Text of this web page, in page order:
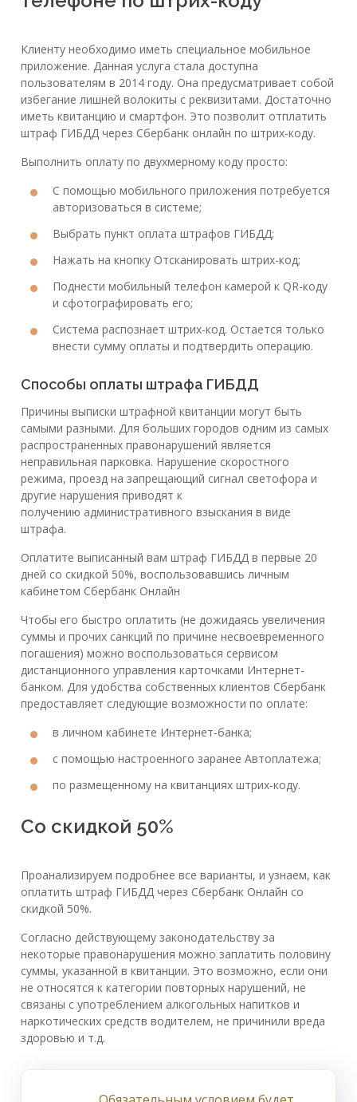
Клиенту необходимо иметь специальное мобильное
приложение. Данная услуга стала доступна
пользователям в 2014 году. Она предусматривает собой
избегание лишней волокиты с реквизитами. Достаточно
иметь квитанцию и смартфон. Это позволит отплатить
штраф ГИБДД через Сбербанк онлайн по штрих-коду.
Выполнить оплату по двухмерному коду просто:
С помощью мобильного приложения потребуется
авторизоваться в системе;
Выбрать пункт оплата штрафов ГИБДД;
Нажать на кнопку Отсканировать штрих-код;
Поднести мобильный телефон камерой к QR-коду
и сфотографировать его;
Система распознает штрих-код. Остается только
внести сумму оплаты и подтвердить операцию.
Способы оплаты штрафа ГИБДД
Причины выписки штрафной квитанции могут быть
самыми разными. Для больших городов одним из самых
распространенных правонарушений является
неправильная парковка. Нарушение скоростного
режима, проезд на запрещающий сигнал светофора и
другие нарушения приводят к
получению административного взыскания в виде
штрафа.
Оплатите выписанный вам штраф ГИБДД в первые 20
дней со скидкой 50%, воспользовавшись личным
кабинетом Сбербанк Онлайн
Чтобы его быстро оплатить (не дожидаясь увеличения
суммы и прочих санкций по причине несвоевременного
погашения) можно воспользоваться сервисом
дистанционного управления карточками Интернет-
банком. Для удобства собственных клиентов Сбербанк
предоставляет следующие возможности по оплате:
в личном кабинете Интернет-банка;
с помощью настроенного заранее Автоплатежа;
по размещенному на квитанциях штрих-коду.
Со скидкой 50%
Проанализируем подробнее все варианты, и узнаем, как
оплатить штраф ГИБДД через Сбербанк Онлайн со
скидкой 50%.
Согласно действующему законодательству за
некоторые правонарушения можно заплатить половину
суммы, указанной в квитанции. Это возможно, если они
не относятся к категории повторных нарушений, не
связаны с употреблением алкогольных напитков и
наркотических средств водителем, не причинили вреда
здоровью и т.д.